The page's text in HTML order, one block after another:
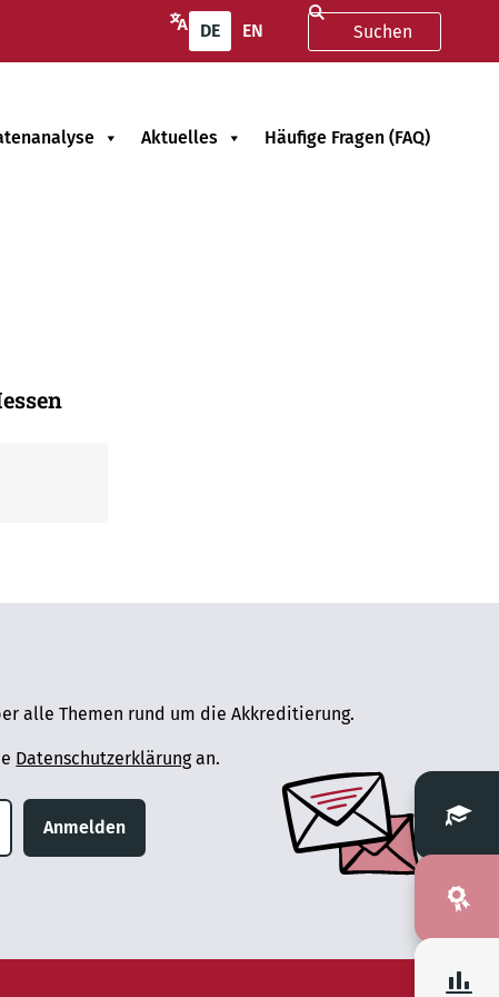
DE EN
Aktuelles Häufige Fragen (FAQ)
alle Themen rund um die Akkreditierung.
Datenschutzerklärungan.
Anmelden